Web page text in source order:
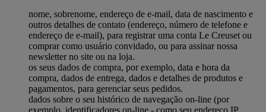
nome, sobrenome, endereço de e-mail, data de nascimento e
outros detalhes de contato (endereço, número de telefone e
endereço de e-mail), para registrar uma conta Le Creuset ou
comprar como usuário convidado, ou para assinar nossa
newsletter no site ou na loja.
os seus dados de compra, por exemplo, data e hora da
compra, dados de entrega, dados e detalhes de produtos e
pagamentos, para gerenciar seus pedidos.
dados sobre o seu histórico de navegação on-line (por
exemplo, identificadores on-line - como seu endereço IP,